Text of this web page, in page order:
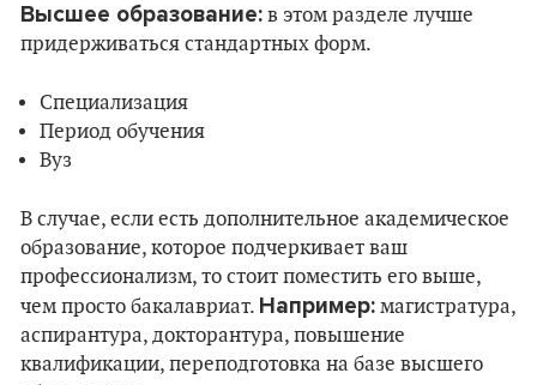
Высшее образование: в этом разделе лучше
придерживаться стандартных форм.
Специализация
Период обучения
Вуз
В случае, если есть дополнительное академическое
образование, которое подчеркивает ваш
профессионализм, то стоит поместить его выше,
чем просто бакалавриат. Например: магистратура,
аспирантура, докторантура, повышение
квалификации, переподготовка на базе высшего